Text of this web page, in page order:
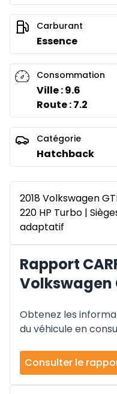
Carburant
Essence
Consommation
Ville : 9.6
Route : 7.2
Catégorie
Hatchback
2018 Volkswagen
220 HP Turbo |
adaptatif
Rapport
Volkswagen
Obtenez les
du véhicule en
Consulter le